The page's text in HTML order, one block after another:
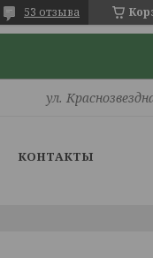
53 отзыва
ул.
КОНТАКТЫ